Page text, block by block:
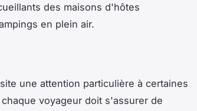
des maisons d'hôtes
en plein air.
une attention particulière à certaines
voyageur doit s'assurer de